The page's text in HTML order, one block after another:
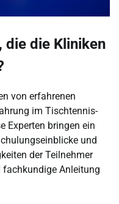
die die Kliniken
von erfahrenen
im Tischtennis-
Experten bringen ein
und
der Teilnehmer
Anleitung